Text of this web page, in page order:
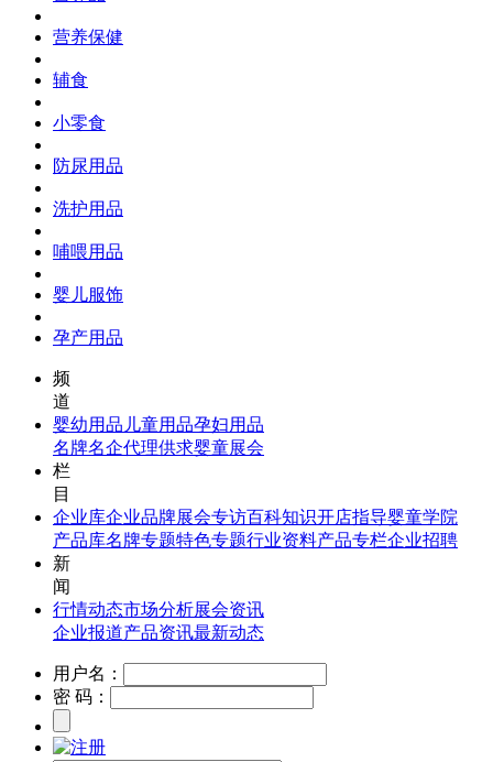
营养保健
辅食
小零食
防尿用品
洗护用品
哺喂用品
婴儿服饰
孕产用品
频
道
婴幼用品 儿童用品孕妇用品
名牌名企代理供求婴童展会
栏
目
企业库企业品牌展会专访百科知识开店指导婴童学院
产品库名牌专题特色专题行业资料产品专栏企业招聘
新
闻
行情动态市场分析展会资讯
企业报道产品资讯最新动态
用户名：
密 码：